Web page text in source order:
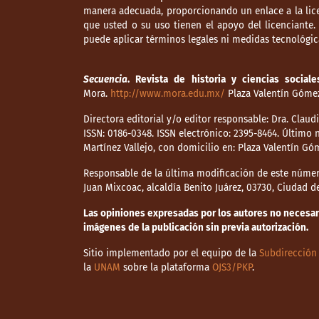
manera adecuada, proporcionando un enlace a la
que usted o su uso tienen el apoyo del licenciante.
puede aplicar términos legales ni medidas
Secuencia. Revista de historia y ciencias
Mora. http://www.mora.edu.mx/ Plaza Valentín
Directora editorial y/o editor responsable: Dra.
ISSN: 0186-0348. ISSN electrónico: 2395-8464.
Martínez Vallejo, con domicilio en: Plaza Valentín
Responsable de la última modificación de este
Juan Mixcoac, alcaldía Benito Juárez, 03730, Ciudad
Las opiniones expresadas por los autores no
imágenes de la publicación sin previa autorización.
Sitio implementado por el equipo de la Subdirección
la UNAM sobre la plataforma OJS3/PKP.